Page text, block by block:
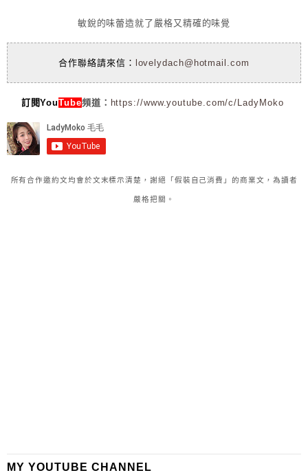
敏銳的味蕾造就了嚴格又精確的味覺
合作聯絡請來信： lovelydach@hotmail.com
訂閱YouTube頻道： https://www.youtube.com/c/LadyMoko
所有合作邀約文均會於文末標示清楚，謝絕「假裝自己消費」的商業文，為讀者
嚴格把關。
MY YOUTUBE CHANNEL